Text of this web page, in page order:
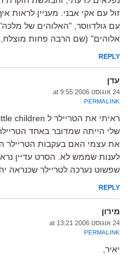
זול עם אקי אבני. מעניין לראות
עם גולדווסר, "האלוהים של
אלוהים" (שם הרבה פחות מוצלח,
REPLY
עדן
24 אוגוסט 2006 at 9:55
PERMALINK
שלי הייתה שמדובר באחד
את עצמי האם בעקבות הטריילר
לענות שממש לא. הסרט עדיין
שפשוט נערכה לטריילר שכנראה
REPLY
מירון
24 אוגוסט 2006 at 13:21
PERMALINK
יאיר,